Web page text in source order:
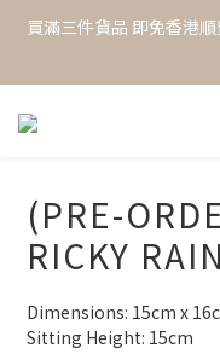
買滿三件貨品 即免香港
(PRE-
RICKY
Dimensions: 15cm x
Sitting Height: 15cm